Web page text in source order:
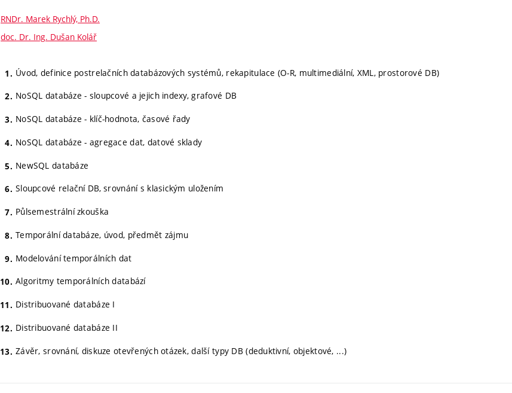
RNDr. Marek Rychlý, Ph.D.
doc. Dr. Ing. Dušan Kolář
Úvod, definice postrelačních databázových systémů, rekapitulace (O-R, multimediální, XML, prostorové DB)
NoSQL databáze - sloupcové a jejich indexy, grafové DB
NoSQL databáze - klíč-hodnota, časové řady
NoSQL databáze - agregace dat, datové sklady
NewSQL databáze
Sloupcové relační DB, srovnání s klasickým uložením
Půlsemestrální zkouška
Temporální databáze, úvod, předmět zájmu
Modelování temporálních dat
Algoritmy temporálních databází
Distribuované databáze I
Distribuované databáze II
Závěr, srovnání, diskuze otevřených otázek, další typy DB (deduktivní, objektové, ...)